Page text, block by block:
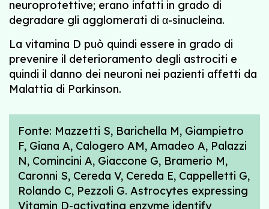
neuroprotettive; erano infatti in grado di
degradare gli agglomerati di α-sinucleina.
La vitamina D può quindi essere in grado di
prevenire il deterioramento degli astrociti e
quindi il danno dei neuroni nei pazienti affetti da
Malattia di Parkinson.
Fonte: Mazzetti S, Barichella M, Giampietro
F, Giana A, Calogero AM, Amadeo A, Palazzi
N, Comincini A, Giaccone G, Bramerio M,
Caronni S, Cereda V, Cereda E, Cappelletti G,
Rolando C, Pezzoli G. Astrocytes expressing
Vitamin D-activating enzyme identify